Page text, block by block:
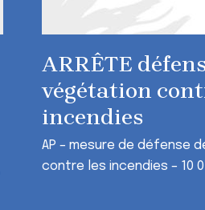
ARRÊTE
végétation
incendies
AP – mesure de défense
contre les incendies – 10